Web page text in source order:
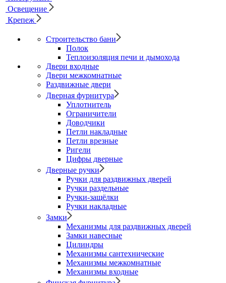
Освещение
Крепеж
Строительство бани
Полок
Теплоизоляция печи и дымохода
Двери входные
Двери межкомнатные
Раздвижные двери
Дверная фурнитура
Уплотнитель
Ограничители
Доводчики
Петли накладные
Петли врезные
Ригели
Цифры дверные
Дверные ручки
Ручки для раздвижных дверей
Ручки раздельные
Ручки-защёлки
Ручки накладные
Замки
Механизмы для раздвижных дверей
Замки навесные
Цилиндры
Механизмы сантехнические
Механизмы межкомнатные
Механизмы входные